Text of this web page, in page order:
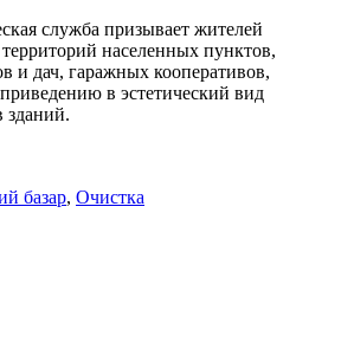
служба призывает жителей
населенных пунктов,
и дач, гаражных кооперативов,
в эстетический вид
зданий.
базар, Очистка